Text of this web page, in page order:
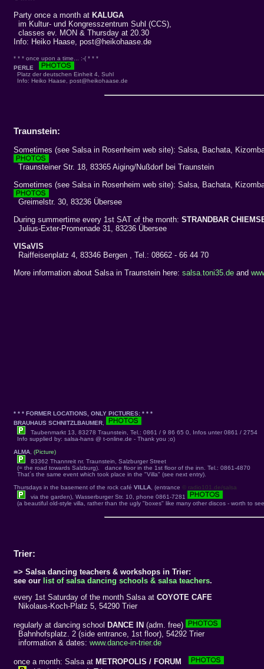
Party once a month at KALUGA
im Kultur- und Kongresszentrum Suhl (CCS),
classes ev. MON & Thursday at 20.30
Info: Heiko Haase, post@heikohaase.de
* * * once upon a time... :-( * * *
PERLE
Platz der deutschen Einheit 4, Suhl
Info: Heiko Haase, post@heikohaase.de
Traunstein:
Sometimes (see Salsa in Rosenheim web site): Salsa, Bachata,
Traunsteiner Str. 18, 83365 Aiging/Nußdorf bei Traunstein
Sometimes (see Salsa in Rosenheim web site): Salsa, Bachata,
Greimelstr. 30, 83236 Übersee
During summertime every 1st SAT of the month: STRANDBAR
Julius-Exter-Promenade 31, 83236 Übersee
VISaVIS
Raiffeisenplatz 4, 83346 Bergen , Tel.: 08662 - 66 44 70
More information about Salsa in Traunstein here: salsa.toni35.de and
* * * FORMER LOCATIONS, ONLY PICTURES: * * *
BRAUHAUS SCHNITZLBAUMER
Taubenmarkt 13, 83278 Traunstein, Tel.: 0861 / 9 86 65 0, Infos unter 0861 / 2754
Info supplied by: salsa-hans @ t-online.de - Thank you ;o)
ALMA (Picture)
83362 Thannreit nr. Traunstein, Salzburger Street
(= the road towards Salzburg). dance floor in the 1st floor of the inn. Tel.: 0861-4870
That´s the same event which took place in the "Villa" (see next entry).
Thursdays in the basement of the rock café VILLA , (entrance © radio101.de/salsa
via the garden), Wasserburger Str. 10, phone 0861-7281
(a beautiful old-style villa, rather than the ugly "boxes" like many other discos - worth to
Trier:
=> Salsa dancing teachers & workshops in Trier:
see our list of salsa dancing schools & salsa teachers.
every 1st Saturday of the month Salsa at COYOTE CAFE
Nikolaus-Koch-Platz 5, 54290 Trier
regularly at dancing school DANCE IN (adm. free)
Bahnhofsplatz. 2 (side entrance, 1st floor), 54292 Trier
information & dates: www.dance-in-trier.de
once a month: Salsa at METROPOLIS / FORUM